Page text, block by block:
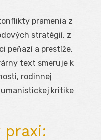
pramenia z
stratégií, z
peňazí a prestíže.
text smeruje k
rodinnej
kritike
praxi: